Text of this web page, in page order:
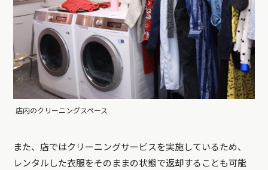
店内のクリーニングスペース
また、店ではクリーニングサービスを実施しているため、
レンタルした衣服をそのままの状態で返却することも可能